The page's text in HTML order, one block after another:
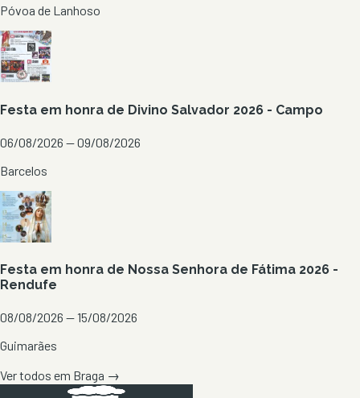
Póvoa de Lanhoso
Festa em honra de Divino Salvador 2026 - Campo
06/08/2026 — 09/08/2026
Barcelos
Festa em honra de Nossa Senhora de Fátima 2026 -
Rendufe
08/08/2026 — 15/08/2026
Guimarães
Ver todos em Braga →